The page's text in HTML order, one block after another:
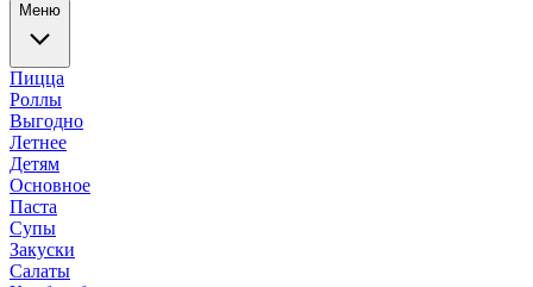
Меню
Пицца
Роллы
Выгодно
Летнее
Детям
Основное
Паста
Супы
Закуски
Салаты